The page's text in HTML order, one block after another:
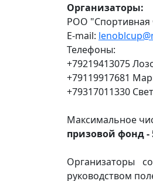
Организаторы:
РОО "Спортивная
E-mail:
Телефоны:
+79219413075
+79119917681
+79317011330
Максимальное
призовой фонд -
Организаторы
руководством